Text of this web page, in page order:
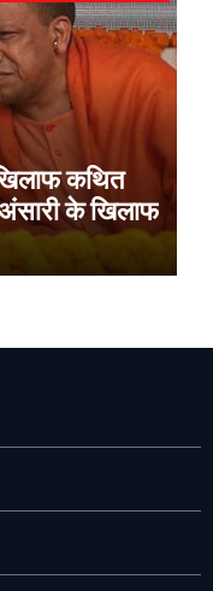
कथित
के खिलाफ